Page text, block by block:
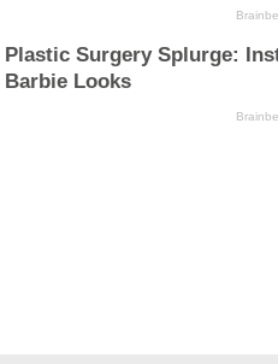
Plastic Surgery Splurge:
Barbie Looks